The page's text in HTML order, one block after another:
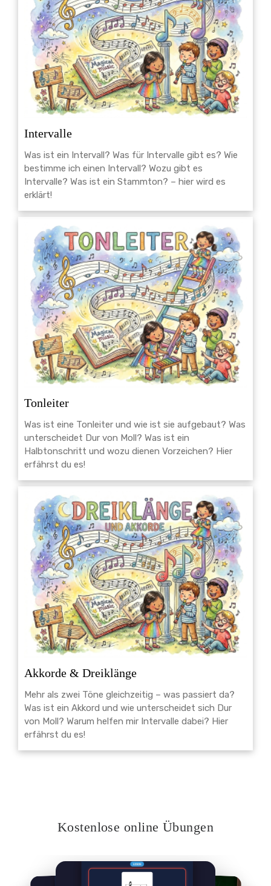
Intervalle
Was ist ein Intervall? Was für Intervalle gibt es? Wie
bestimme ich einen Intervall? Wozu gibt es
Intervalle? Was ist ein Stammton? – hier wird es
erklärt!
Tonleiter
Was ist eine Tonleiter und wie ist sie aufgebaut? Was
unterscheidet Dur von Moll? Was ist ein
Halbtonschritt und wozu dienen Vorzeichen? Hier
erfährst du es!
Akkorde & Dreiklänge
Mehr als zwei Töne gleichzeitig – was passiert da?
Was ist ein Akkord und wie unterscheidet sich Dur
von Moll? Warum helfen mir Intervalle dabei? Hier
erfährst du es!
Kostenlose online Übungen